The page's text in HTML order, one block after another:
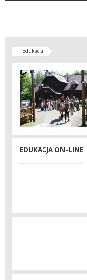
Edukacja
EDUKACJA ON-LINE